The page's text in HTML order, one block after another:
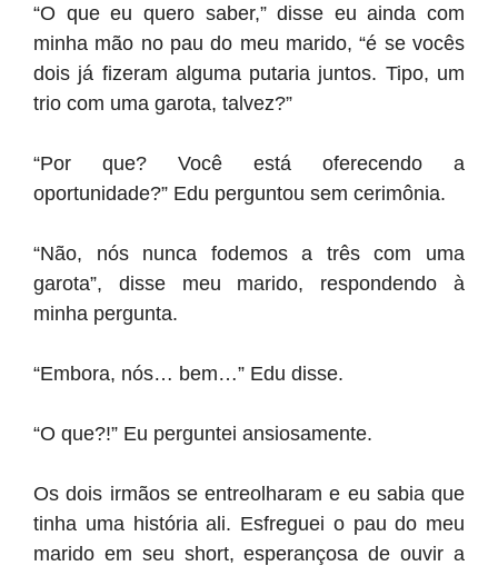
“O que eu quero saber,” disse eu ainda com
minha mão no pau do meu marido, “é se vocês
dois já fizeram alguma putaria juntos. Tipo, um
trio com uma garota, talvez?”
“Por que? Você está oferecendo a
oportunidade?” Edu perguntou sem cerimônia.
“Não, nós nunca fodemos a três com uma
garota”, disse meu marido, respondendo à
minha pergunta.
“Embora, nós… bem…” Edu disse.
“O que?!” Eu perguntei ansiosamente.
Os dois irmãos se entreolharam e eu sabia que
tinha uma história ali. Esfreguei o pau do meu
marido em seu short, esperançosa de ouvir a